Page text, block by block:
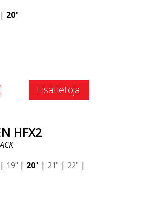
| 20"
Lisätietoja
HFX2
| 19" | 20" | 21" | 22" |